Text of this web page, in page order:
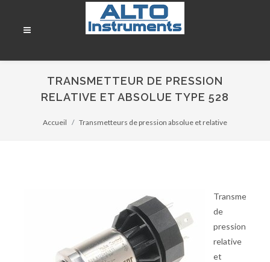
TRANSMETTEUR DE PRESSION
RELATIVE ET ABSOLUE TYPE 528
Accueil Transmetteurs de pression absolue et relative
Transmetteur
de
pression
relative
et